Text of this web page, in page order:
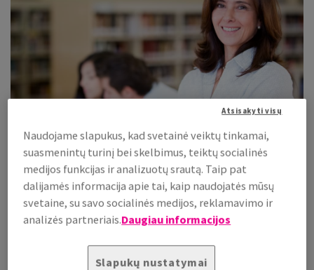
BIURO PREKIŲ PARDAVIMO KOMANDOS LYDERIS
Naudojame slapukus, kad svetainė veiktų tinkamai,
suasmenintų turinį bei skelbimus, teiktų socialinės
medijos funkcijas ir analizuotų srautą. Taip pat
dalijamės informacija apie tai, kaip naudojatės mūsų
svetaine, su savo socialinės medijos, reklamavimo ir
analizės partneriais.Daugiau informacijos
Slapukų nustatymai
Atsisakyti visų